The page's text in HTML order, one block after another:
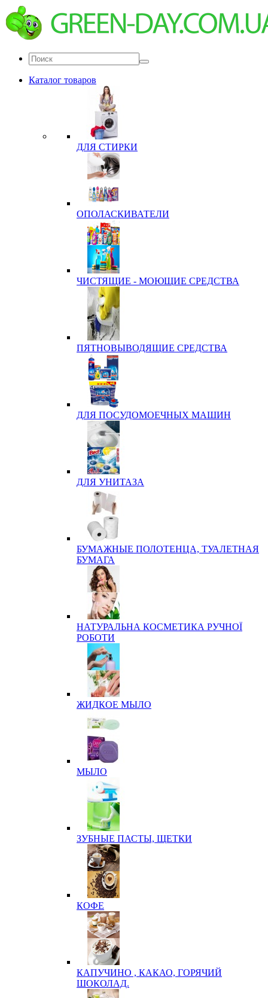
Каталог товаров
ДЛЯ СТИРКИ
ОПОЛАСКИВАТЕЛИ
ЧИСТЯЩИЕ - МОЮЩИЕ СРЕДСТВА
ПЯТНОВЫВОДЯЩИЕ СРЕДСТВА
ДЛЯ ПОСУДОМОЕЧНЫХ МАШИН
ДЛЯ УНИТАЗА
БУМАЖНЫЕ ПОЛОТЕНЦА, ТУАЛЕТНАЯ
БУМАГА
НАТУРАЛЬНА КОСМЕТИКА РУЧНОЇ
РОБОТИ
ЖИДКОЕ МЫЛО
МЫЛО
ЗУБНЫЕ ПАСТЫ, ЩЕТКИ
КОФЕ
КАПУЧИНО , КАКАО, ГОРЯЧИЙ
ШОКОЛАД.